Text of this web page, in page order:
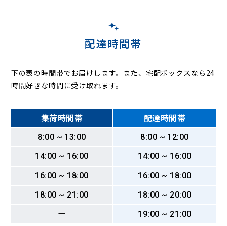
配達時間帯
下の表の時間帯でお届けします。また、宅配ボックスなら24
時間好きな時間に受け取れます。
集荷時間帯 配達時間帯
8:00 ~ 13:00
8:00 ~ 12:00
14:00 ~ 16:00
14:00 ~ 16:00
16:00 ~ 18:00
16:00 ~ 18:00
18:00 ~ 21:00
18:00 ~ 20:00
ー
19:00 ~ 21:00